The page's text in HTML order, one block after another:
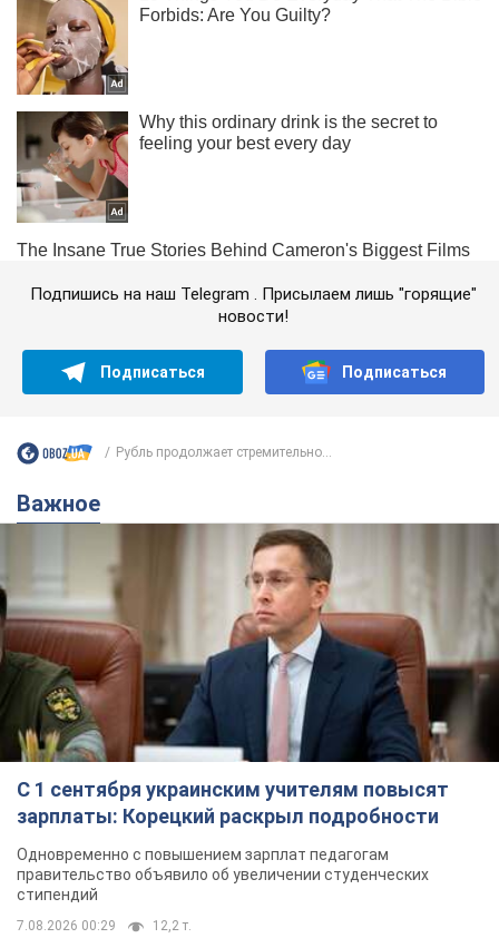
Подпишись на наш Telegram . Присылаем лишь "горящие"
новости!
Подписаться Подписаться
Рубль продолжает стремительно...
Важное
С 1 сентября украинским учителям повысят
зарплаты: Корецкий раскрыл подробности
Одновременно с повышением зарплат педагогам
правительство объявило об увеличении студенческих
стипендий
7.08.2026 00:29 12,2 т.